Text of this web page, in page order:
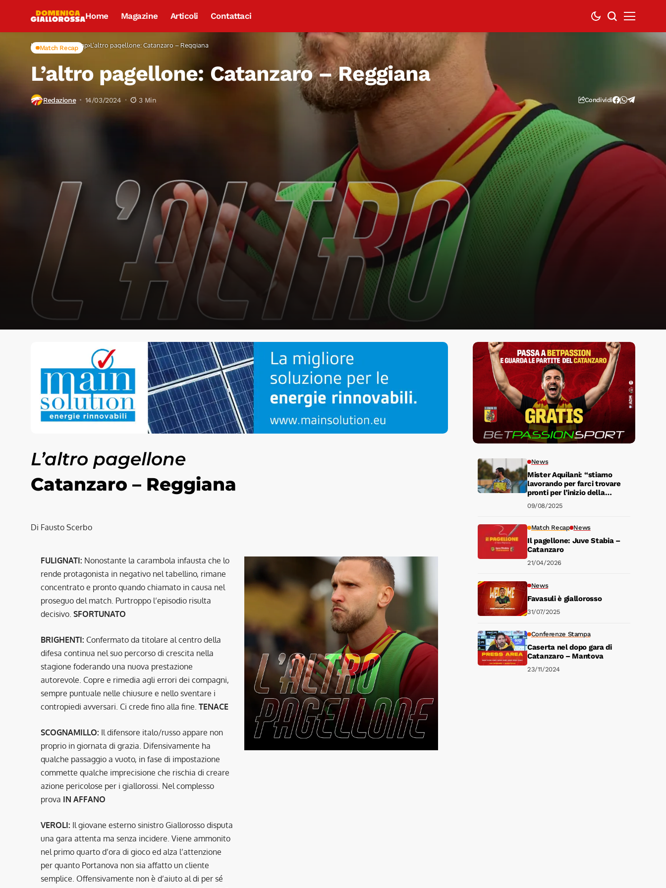
Home Magazine Articoli Contattaci
Home Match Recap L’altro pagellone: Catanzaro – Reggiana
Match Recap
L’altro pagellone: Catanzaro – Reggiana
Redazione 14/03/2024 3 Min Condividi
L’altro pagellone
Catanzaro – Reggiana
Di Fausto Scerbo
FULIGNATI: Nonostante la carambola infausta che lo
rende protagonista in negativo nel tabellino, rimane
concentrato e pronto quando chiamato in causa nel
proseguo del match. Purtroppo l’episodio risulta
decisivo. SFORTUNATO
BRIGHENTI: Confermato da titolare al centro della
difesa continua nel suo percorso di crescita nella
stagione foderando una nuova prestazione
autorevole. Copre e rimedia agli errori dei compagni,
sempre puntuale nelle chiusure e nello sventare i
contropiedi avversari. Ci crede fino alla fine. TENACE
SCOGNAMILLO: Il difensore italo/russo appare non
proprio in giornata di grazia. Difensivamente ha
qualche passaggio a vuoto, in fase di impostazione
commette qualche imprecisione che rischia di creare
azione pericolose per i giallorossi. Nel complesso
prova IN AFFANO
VEROLI: Il giovane esterno sinistro Giallorosso disputa
una gara attenta ma senza incidere. Viene ammonito
nel primo quarto d’ora di gioco ed alza l’attenzione
per quanto Portanova non sia affatto un cliente
semplice. Offensivamente non è d’aiuto al di per sé
News
Mister Aquilani: “stiamo
lavorando per farci trovare
pronti per l’inizio della
stagione agonistica”
09/08/2025
Match Recap News
Il pagellone: Juve Stabia –
Catanzaro
21/04/2026
News
Favasuli è giallorosso
31/07/2025
Conferenze Stampa
Caserta nel dopo gara di
Catanzaro – Mantova
23/11/2024